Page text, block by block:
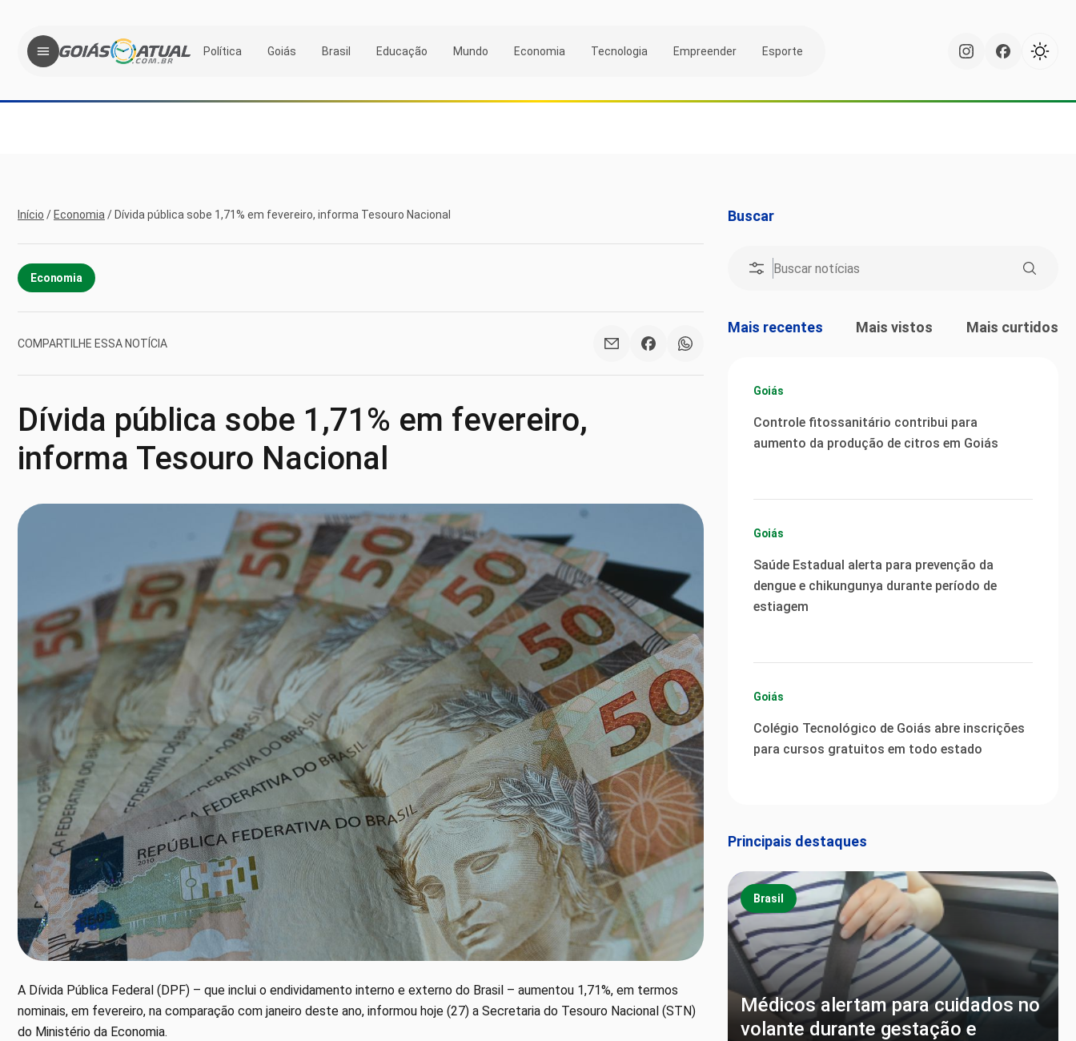
Política Goiás Brasil Educação Mundo Economia Tecnologia Empreender Esporte
Início / Economia / Dívida pública sobe 1,71% em fevereiro, informa Tesouro Nacional
Economia
COMPARTILHE ESSA NOTÍCIA
Dívida pública sobe 1,71% em fevereiro,
informa Tesouro Nacional
A Dívida Pública Federal (DPF) – que inclui o endividamento interno e externo do Brasil – aumentou 1,71%, em termos
nominais, em fevereiro, na comparação com janeiro deste ano, informou hoje (27) a Secretaria do Tesouro Nacional (STN)
do Ministério da Economia.
Buscar
Mais recentes Mais vistos Mais curtidos
Goiás
Controle fitossanitário contribui para
aumento da produção de citros em Goiás
Goiás
Saúde Estadual alerta para prevenção da
dengue e chikungunya durante período de
estiagem
Goiás
Colégio Tecnológico de Goiás abre inscrições
para cursos gratuitos em todo estado
Principais destaques
Brasil
Médicos alertam para cuidados no
volante durante gestação e